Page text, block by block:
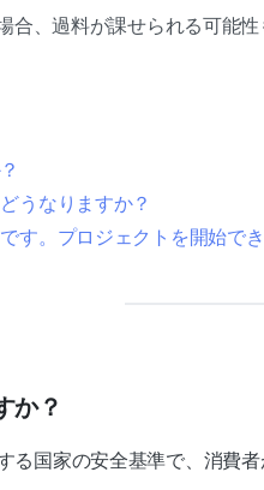
合、過料が課せられる可能
うなりますか？
す。プロジェクトを開始で
か？
る国家の安全基準で、消費